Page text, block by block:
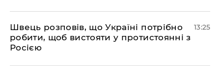
Швець розповів, що Україні потрібно
робити, щоб вистояти у протистоянні з
Росією
13:25